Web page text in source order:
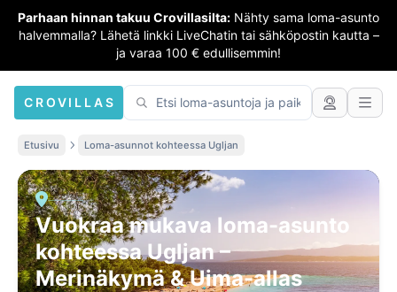
Parhaan hinnan takuu Crovillasilta: Nähty sama loma-asunto
halvemmalla? Lähetä linkki LiveChatin tai sähköpostin kautta –
ja varaa 100 € edullisemmin!
CROVILLAS
Etusivu Loma-asunnot kohteessa Ugljan
Vuokraa mukava loma-asunto
kohteessa Ugljan –
Merinäkymä & Uima-allas